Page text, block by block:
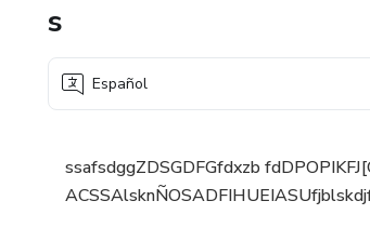
s
Español
ssafsdggZDSGDFGfdxzb